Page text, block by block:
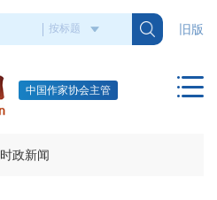
旧版
中国作家协会主管
时政新闻